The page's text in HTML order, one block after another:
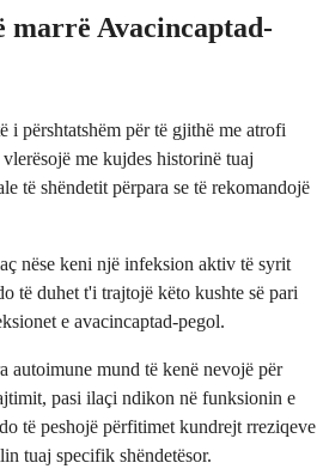
marrë Avacincaptad-
i përshtatshëm për të gjithë me atrofi
me kujdes historinë tuaj
të shëndetit përpara se të rekomandojë
nëse keni një infeksion aktiv të syrit
të duhet t'i trajtojë këto kushte së pari
e avacincaptad-pegol.
autoimune mund të kenë nevojë për
pasi ilaçi ndikon në funksionin e
të peshojë përfitimet kundrejt rreziqeve
tuaj specifik shëndetësor.